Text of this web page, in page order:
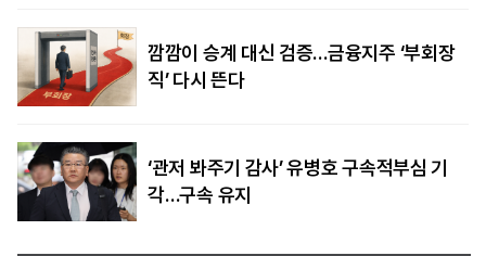
깜깜이 승계 대신 검증…금융지주 ‘부회장
직’ 다시 뜬다
‘관저 봐주기 감사’ 유병호 구속적부심 기
각…구속 유지